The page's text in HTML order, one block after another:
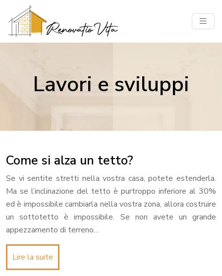
Lavori e sviluppi
Come si alza un tetto?
Se vi sentite stretti nella vostra casa, potete estenderla.
Ma se l’inclinazione del tetto è purtroppo inferiore al 30%
ed è impossibile cambiarla nella vostra zona, allora costruire
un sottotetto è impossibile. Se non avete un grande
appezzamento di terreno…
Lire la suite